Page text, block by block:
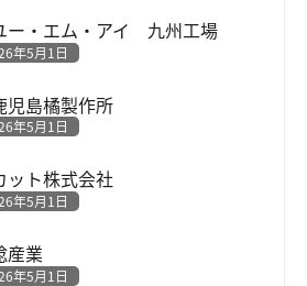
ー・エム・アイ 九州工場
年5月1日
児島橘製作所
年5月1日
ット株式会社
年5月1日
産業
年5月1日